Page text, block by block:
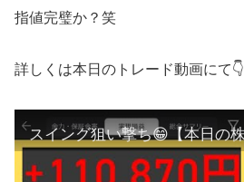
指値完璧か？笑
詳しくは本日のトレード動画にて👇